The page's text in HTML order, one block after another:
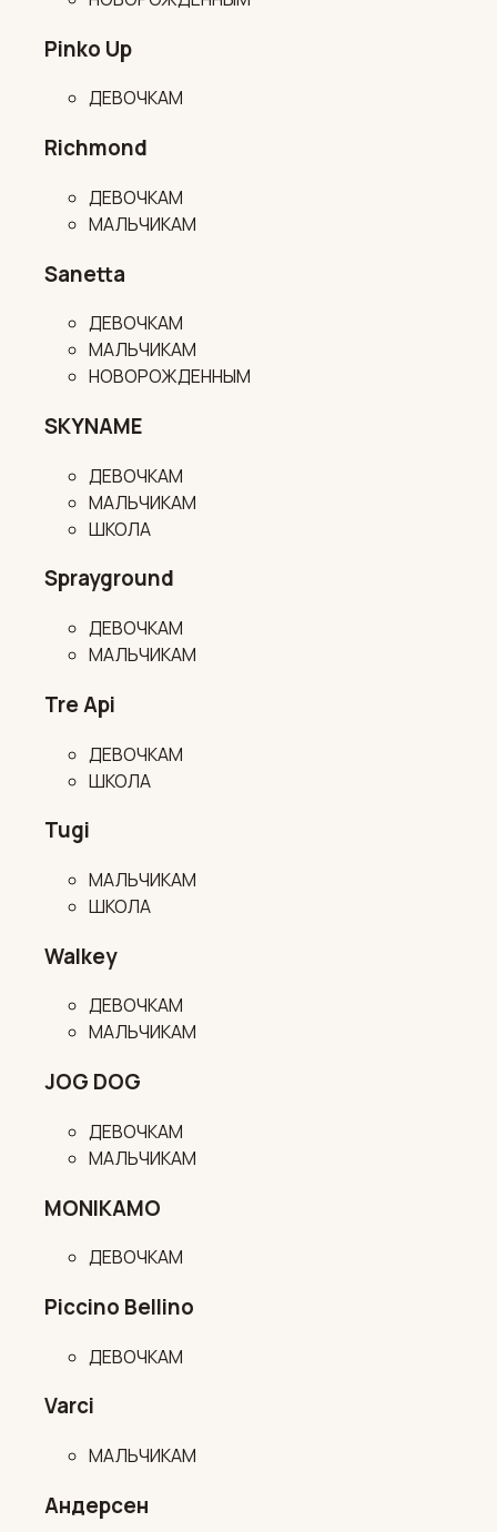
Pinko Up
ДЕВОЧКАМ
Richmond
ДЕВОЧКАМ
МАЛЬЧИКАМ
Sanetta
ДЕВОЧКАМ
МАЛЬЧИКАМ
НОВОРОЖДЕННЫМ
SKYNAME
ДЕВОЧКАМ
МАЛЬЧИКАМ
ШКОЛА
Sprayground
ДЕВОЧКАМ
МАЛЬЧИКАМ
Tre Api
ДЕВОЧКАМ
ШКОЛА
Tugi
МАЛЬЧИКАМ
ШКОЛА
Walkey
ДЕВОЧКАМ
МАЛЬЧИКАМ
JOG DOG
ДЕВОЧКАМ
МАЛЬЧИКАМ
MONIKAMO
ДЕВОЧКАМ
Piccino Bellino
ДЕВОЧКАМ
Varci
МАЛЬЧИКАМ
Андерсен